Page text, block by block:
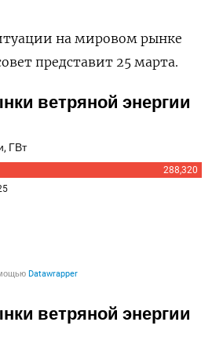
на мировом рынке
представит 25 марта.